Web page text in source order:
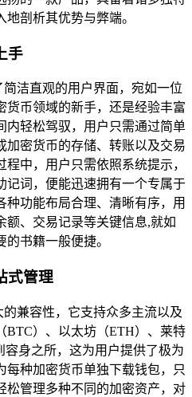
剖析其优势与弊端。
手
简洁直观的用户界面，宛如一位
货币领域的新手，还是经验丰富
内轻松驾驭，用户只需通过简单
加密货币的存储、转账以及交易
中，用户只需依照系统提示，
记词，便能迅速拥有一个专属于
种功能布局合理、清晰有序，用
额、交易记录等关键信息,就如
书籍一般便捷。
式管理
的兼容性，它支持众多主流以及
BTC）、以太坊（ETH）、莱特
身之所，这为用户提供了极为
每种加密货币单独下载钱包，只
松管理多种不同的加密资产，对